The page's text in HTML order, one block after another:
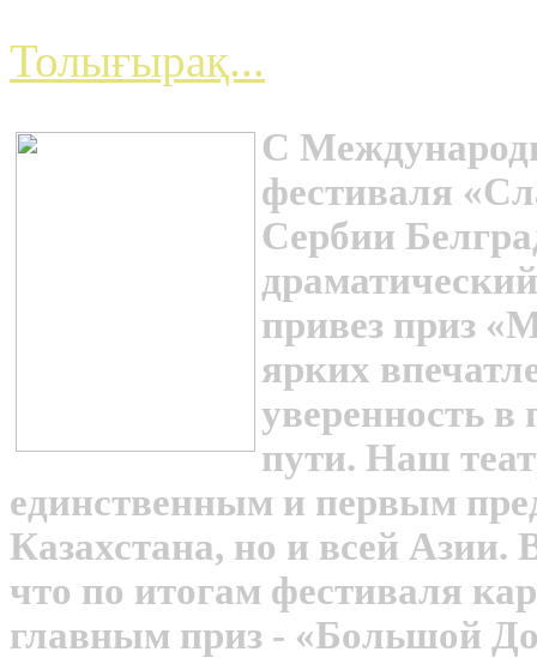
Толығырақ...
С
фестиваля
Сербии
привез приз
ярких
уверенность в
пути. Наш
единственным и первым
Казахстана, но и всей Азии.
что по итогам фестиваля
главным приз - «Большой